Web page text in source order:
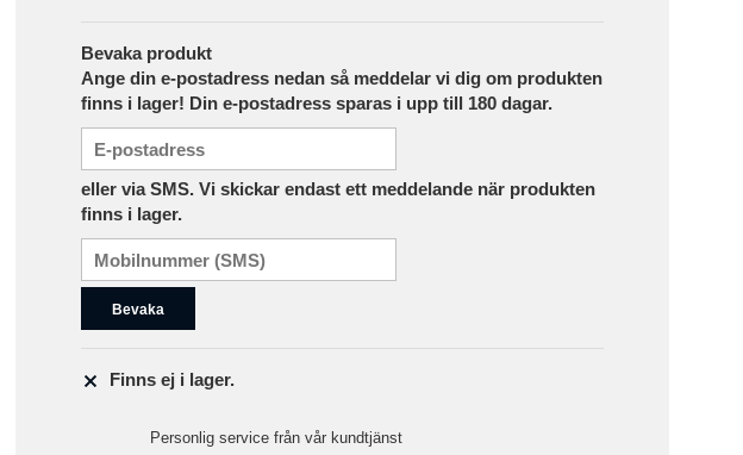
Bevaka produkt
Ange din e-postadress nedan så meddelar vi dig om produkten
finns i lager! Din e-postadress sparas i upp till 180 dagar.
eller via SMS. Vi skickar endast ett meddelande när produkten
finns i lager.
Bevaka
Finns ej i lager.
Personlig service från vår kundtjänst